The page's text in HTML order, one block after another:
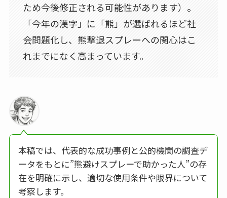
ため今後修正される可能性があります）。
「今年の漢字」に「熊」が選ばれるほど社
会問題化し、熊撃退スプレーへの関心はこ
れまでになく高まっています。
本稿では、代表的な成功事例と公的機関の調査デ
ータをもとに”熊避けスプレーで助かった人”の存
在を明確に示し、適切な使用条件や限界について
考察します。